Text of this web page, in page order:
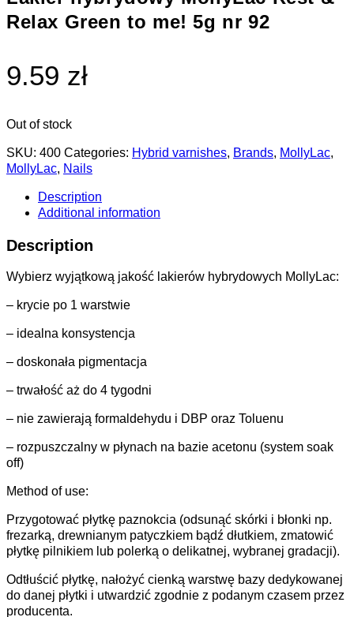
Relax Green to me! 5g nr 92
9.59 zł
Out of stock
SKU: 400 Categories: Hybrid varnishes, Brands, MollyLac,
MollyLac, Nails
Description
Additional information
Description
Wybierz wyjątkową jakość lakierów hybrydowych MollyLac:
– krycie po 1 warstwie
– idealna konsystencja
– doskonała pigmentacja
– trwałość aż do 4 tygodni
– nie zawierają formaldehydu i DBP oraz Toluenu
– rozpuszczalny w płynach na bazie acetonu (system soak
off)
Method of use:
Przygotować płytkę paznokcia (odsunąć skórki i błonki np.
frezarką, drewnianym patyczkiem bądź dłutkiem, zmatowić
płytkę pilnikiem lub polerką o delikatnej, wybranej gradacji).
Odtłuścić płytkę, nałożyć cienką warstwę bazy dedykowanej
do danej płytki i utwardzić zgodnie z podanym czasem przez
producenta.